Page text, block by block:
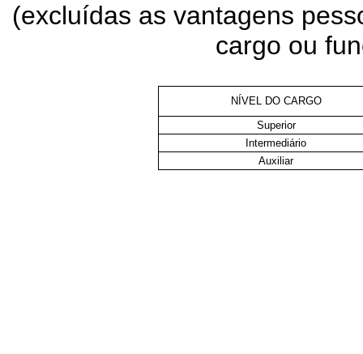
(excluídas as vantagens
cargo ou
NÍVEL DO CARGO
Superior
Intermediário
Auxiliar